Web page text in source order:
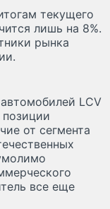
текущего
лишь на 8%.
рынка
LCV
от сегмента
все еще